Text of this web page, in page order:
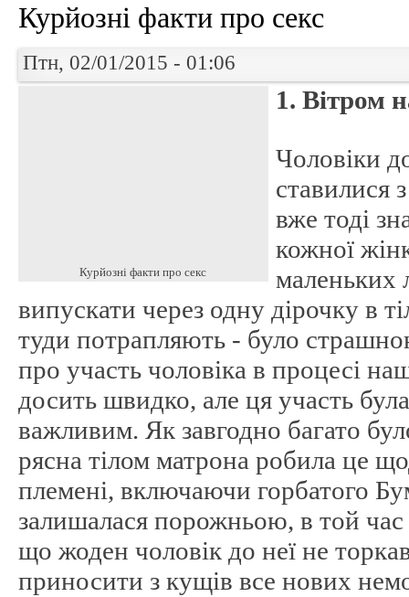
Курйозні факти про секс
Птн, 02/01/2015 - 01:06
Курйозні факти про секс
1. Вітром
Чоловіки
ставилися
вже тоді
кожної
маленьких
випускати через одну дірочку в
туди потрапляють - було
про участь чоловіка в процесі
досить швидко, але ця участь
важливим. Як завгодно багато
рясна тілом матрона робила це
племені, включаючи горбатого
залишалася порожньою, в той час
що жоден чоловік до неї не
приносити з кущів все нових